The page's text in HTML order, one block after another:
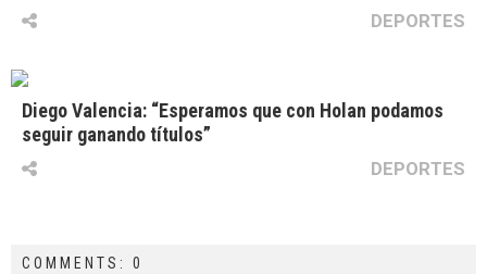
DEPORTES
Diego Valencia: “Esperamos que con Holan podamos
seguir ganando títulos”
DEPORTES
COMMENTS: 0